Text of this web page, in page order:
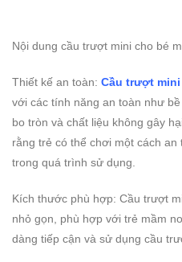
Nội dung cầu trượt mini cho bé
Thiết kế an toàn: Cầu trượt mini
với các tính năng an toàn như
bo tròn và chất liệu không gây
rằng trẻ có thể chơi một cách
trong quá trình sử dụng.
Kích thước phù hợp: Cầu trượt
nhỏ gọn, phù hợp với trẻ mầm
dàng tiếp cận và sử dụng cầu